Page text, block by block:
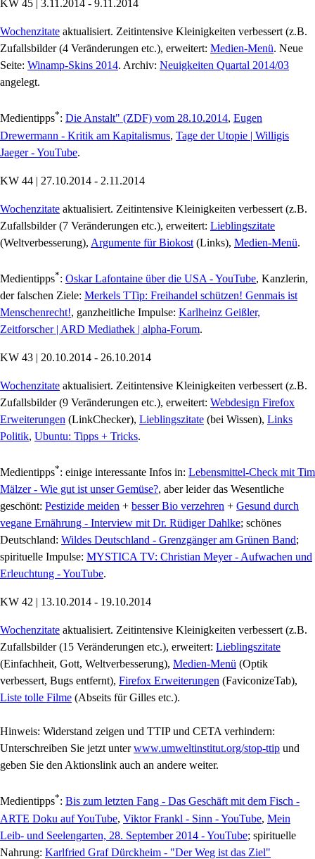
KW 45 | 3.11.2014 - 9.11.2014
Wochenzitate aktualisiert. Zeitintensive Kleinigkeiten verbessert (z.B.
Zufallsbilder (4 Veränderungen etc.), erweitert: Medien-Menü. Neue
Seite: Winamp-Skins 2014. Archiv: Neuigkeiten Quartal 2014/03
angelegt.
Medientipps*: Die Anstalt" (ZDF) vom 28.10.2014, Eugen
Drewermann - Kritik am Kapitalismus, Tage der Utopie | Willigis
Jaeger - YouTube.
KW 44 | 27.10.2014 - 2.11.2014
Wochenzitate aktualisiert. Zeitintensive Kleinigkeiten verbessert (z.B.
Zufallsbilder (7 Veränderungen etc.), erweitert: Lieblingszitate
(Weltverbesserung), Argumente für Biokost (Links), Medien-Menü.
Medientipps*: Oskar Lafontaine über die USA - YouTube, Kanzlerin,
der falschen Ziele: Merkels TTip: Freihandel schützen! Genmais ist
Menschenrecht!, ganzheitliche Impulse: Karlheinz Geißler,
Zeitforscher | ARD Mediathek | alpha-Forum.
KW 43 | 20.10.2014 - 26.10.2014
Wochenzitate aktualisiert. Zeitintensive Kleinigkeiten verbessert (z.B.
Zufallsbilder (9 Veränderungen etc.), erweitert: Webdesign Firefox
Erweiterungen (LinkChecker), Lieblingszitate (bei Wissen), Links
Politik, Ubuntu: Tipps + Tricks.
Medientipps*: einige interessante Infos in: Lebensmittel-Check mit Tim
Mälzer - Wie gut ist unser Gemüse?, aber leider das Wesentliche
geschönt: Pestizide meiden + besser Bio verzehren + Gesund durch
vegane Ernährung - Interview mit Dr. Rüdiger Dahlke; schönes
Deutschland: Wildes Deutschland - Grenzgänger am Grünen Band;
spirituelle Impulse: MYSTICA TV: Christian Meyer - Aufwachen und
Erleuchtung - YouTube.
KW 42 | 13.10.2014 - 19.10.2014
Wochenzitate aktualisiert. Zeitintensive Kleinigkeiten verbessert (z.B.
Zufallsbilder (15 Veränderungen etc.), erweitert: Lieblingszitate
(Einfachheit, Gott, Weltverbesserung), Medien-Menü (Optik
verbessert, Bugs entfernt), Firefox Erweiterungen (FaviconizeTab),
Liste tolle Filme (Abseits für Gilles etc.).
Hinweis: Widerstand zeigen und TTIP und CETA verhindern:
Unterschreiben Sie jetzt unterwww.umweltinstitut.org/stop-ttip und
geben Sie den Aktionslink auch an andere weiter.
Medientipps*: Bis zum letzten Fang - Das Geschäft mit dem Fisch -
ARTE Doku auf YouTube, Viktor Frankl - Sinn - YouTube, Mein
Leib- und Seelengarten, 28. September 2014 - YouTube; spirituelle
Nahrung: Karlfried Graf Dürckheim - "Der Weg ist das Ziel"